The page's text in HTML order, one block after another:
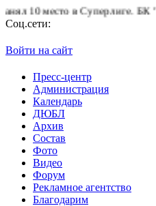
в Суперлиге.БК "Атаман"
Соц.сети:
Войти на сайт
Пресс-центр
Администрация
Календарь
ДЮБЛ
Архив
Состав
Фото
Видео
Форум
Рекламное агентство
Благодарим